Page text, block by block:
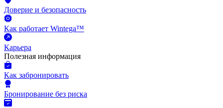
Доверие и безопасность
Как работает Wintega™
Карьера
Полезная информация
Как забронировать
Бронирование без риска